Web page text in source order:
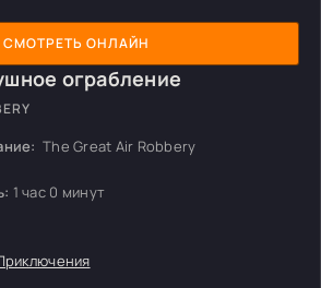
ограбление
The Great Air Robbery
1 час 0 минут
СМОТРЕТЬ ОНЛАЙН